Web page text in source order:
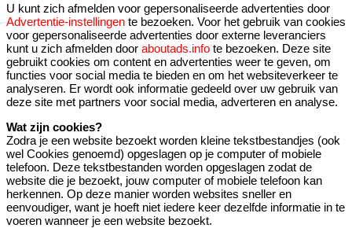
U kunt zich afmelden voor gepersonaliseerde advertenties door
Advertentie-instellingen te bezoeken. Voor het gebruik van cookies
voor gepersonaliseerde advertenties door externe leveranciers
kunt u zich afmelden door aboutads.info te bezoeken. Deze site
gebruikt cookies om content en advertenties weer te geven, om
functies voor social media te bieden en om het websiteverkeer te
analyseren. Er wordt ook informatie gedeeld over uw gebruik van
deze site met partners voor social media, adverteren en analyse.
Wat zijn cookies?
Zodra je een website bezoekt worden kleine tekstbestandjes (ook
wel Cookies genoemd) opgeslagen op je computer of mobiele
telefoon. Deze tekstbestanden worden opgeslagen zodat de
website die je bezoekt, jouw computer of mobiele telefoon kan
herkennen. Op deze manier worden websites sneller en
eenvoudiger, want je hoeft niet iedere keer dezelfde informatie in te
voeren wanneer je een website bezoekt.